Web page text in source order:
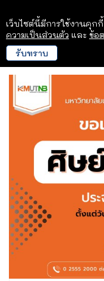
เว็บไซต์นี้มีการใช้งานคุก
ความเป็นส่วนตัว และ ข้อ
รับทราบ